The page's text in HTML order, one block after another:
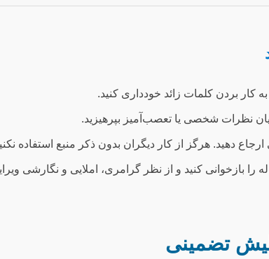
کار بردن کلمات زائد خودداری کنید.
نظرات شخصی یا تعصب‌آمیز بپرهیزید.
دهید. هرگز از کار دیگران بدون ذکر منبع استفاده
را بازخوانی کنید و از نظر گرامری، املایی و نگارشی
تضمینی